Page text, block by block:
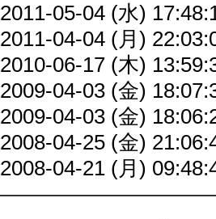
2011-05-04 (水)
2011-04-04 (月)
2010-06-17 (木)
2009-04-03 (金)
2009-04-03 (金)
2008-04-25 (金)
2008-04-21 (月)